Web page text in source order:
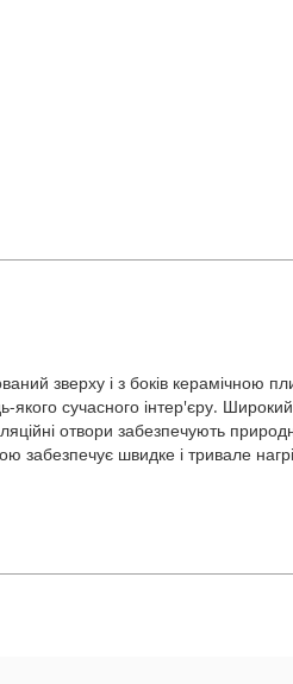
зверху і з боків керамічною
сучасного інтер'єру.
отвори забезпечують
забезпечує швидке і тривале